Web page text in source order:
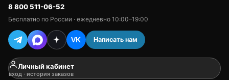
8 800 511-06-52
Бесплатно по России · ежедневно 10:00–19:00
VK Написать нам
Личный кабинет
вход · история заказов